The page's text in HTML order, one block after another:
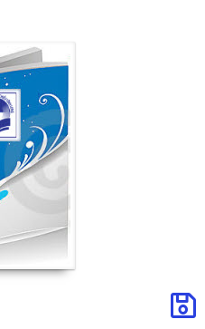
đảo của Tổ quốc
trong kỷ nguyên
mới - Giá trị lý
luận và thực tiễn :
Sách chuyên
khảo / Vũ Trọng
Hùng chủ biên ;
Hoàng Thị Kim,....
[et al.] biên soạn